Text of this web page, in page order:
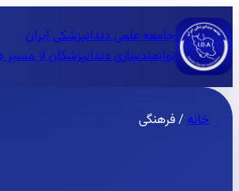
جامعه علمی دندانپزشکی ایران
توانمندسازی دندانپزشکان از
خانه /فرهنگی